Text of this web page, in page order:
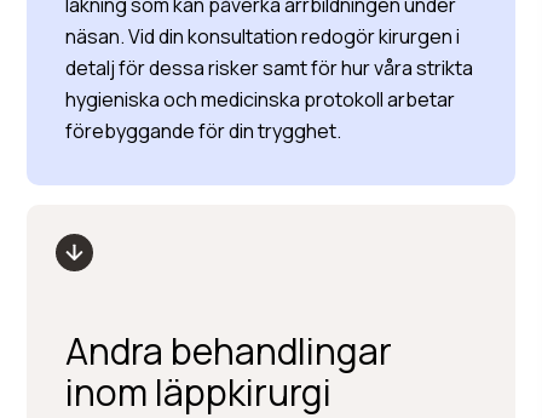
näsan. Vid din konsultation redogör kirurgen i
detalj för dessa risker samt för hur våra strikta
hygieniska och medicinska protokoll arbetar
förebyggande för din trygghet.
Andra behandlingar
inom läppkirurgi